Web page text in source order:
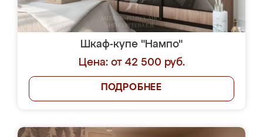
Шкаф-купе "Нампо"
Цена: от 42 500 руб.
ПОДРОБНЕЕ